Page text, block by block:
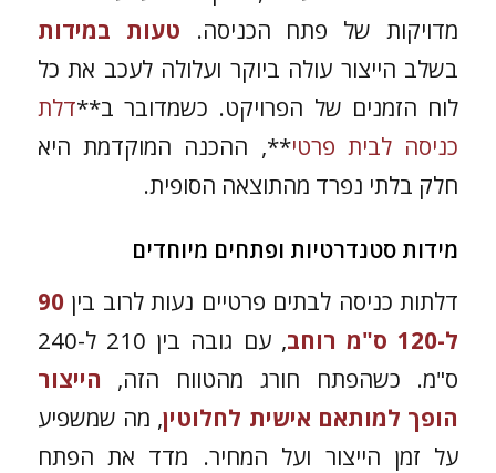
מדויקות של פתח הכניסה. טעות במידות
בשלב הייצור עולה ביוקר ועלולה לעכב את כל
לוח הזמנים של הפרויקט. כשמדובר ב**דלת
כניסה לבית פרטי**, ההכנה המוקדמת היא
חלק בלתי נפרד מהתוצאה הסופית.
מידות סטנדרטיות ופתחים מיוחדים
דלתות כניסה לבתים פרטיים נעות לרוב בין90
ל-120 ס"מ רוחב
, עם גובה בין 210 ל-240
ס"מ. כשהפתח חורג מהטווח הזה, הייצור
הופך למותאם אישית לחלוטין, מה שמשפיע
על זמן הייצור ועל המחיר. מדד את הפתח